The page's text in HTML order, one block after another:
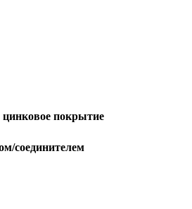
цинковое покрытие
соединителем